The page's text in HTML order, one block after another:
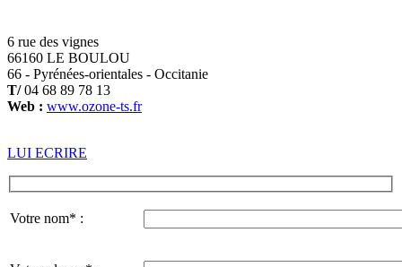
6 rue des vignes
66160 LE BOULOU
66 - Pyrénées-orientales - Occitanie
T/04 68 89 78 13
Web : www.ozone-ts.fr
LUI ECRIRE
Votre nom* :